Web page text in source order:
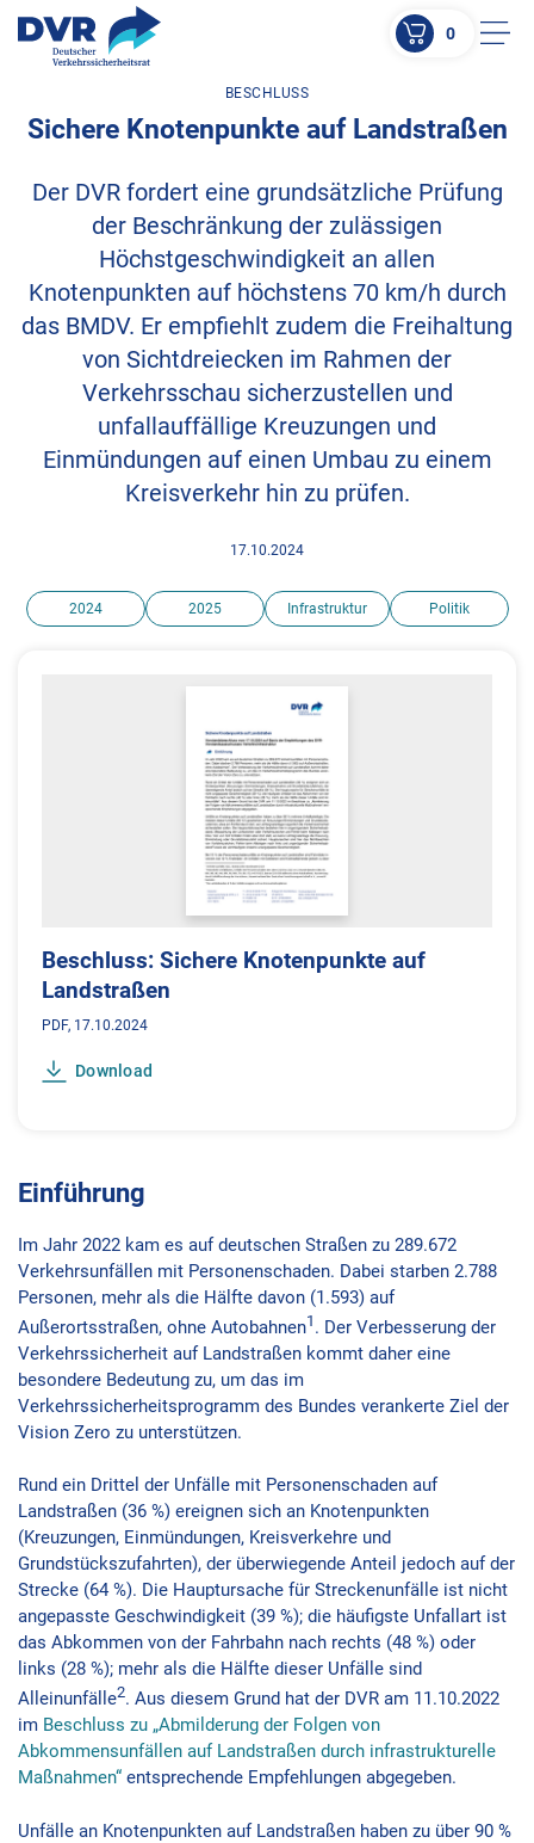
ZUM HAUPTINHALT SPRINGEN
ZUR SUCHE SPRINGEN
0
BESCHLUSS
Sichere Knotenpunkte auf Landstraßen
Der DVR fordert eine grundsätzliche Prüfung
der Beschränkung der zulässigen
Höchstgeschwindigkeit an allen
Knotenpunkten auf höchstens 70 km/h durch
das BMDV. Er empfiehlt zudem die Freihaltung
von Sichtdreiecken im Rahmen der
Verkehrsschau sicherzustellen und
unfallauffällige Kreuzungen und
Einmündungen auf einen Umbau zu einem
Kreisverkehr hin zu prüfen.
17.10.2024
2024 2025 Infrastruktur Politik
Beschluss: Sichere Knotenpunkte auf
Landstraßen
PDF 17.10.2024
Download
Einführung
Im Jahr 2022 kam es auf deutschen Straßen zu 289.672
Verkehrsunfällen mit Personenschaden. Dabei starben 2.788
Personen, mehr als die Hälfte davon (1.593) auf
Außerortsstraßen, ohne Autobahnen1 . Der Verbesserung der
Verkehrssicherheit auf Landstraßen kommt daher eine
besondere Bedeutung zu, um das im
Verkehrssicherheitsprogramm des Bundes verankerte Ziel der
Vision Zero zu unterstützen.
Rund ein Drittel der Unfälle mit Personenschaden auf
Landstraßen (36 %) ereignen sich an Knotenpunkten
(Kreuzungen, Einmündungen, Kreisverkehre und
Grundstückszufahrten), der überwiegende Anteil jedoch auf der
Strecke (64 %). Die Hauptursache für Streckenunfälle ist nicht
angepasste Geschwindigkeit (39 %); die häufigste Unfallart ist
das Abkommen von der Fahrbahn nach rechts (48 %) oder
links (28 %); mehr als die Hälfte dieser Unfälle sind
Alleinunfälle2. Aus diesem Grund hat der DVR am 11.10.2022
im Beschluss zu „Abmilderung der Folgen von
Abkommensunfällen auf Landstraßen durch infrastrukturelle
Maßnahmen“ entsprechende Empfehlungen abgegeben.
Unfälle an Knotenpunkten auf Landstraßen haben zu über 90 %